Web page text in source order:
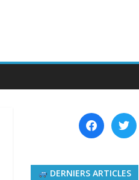
facebooktwitter
DERNIERS ARTICLES